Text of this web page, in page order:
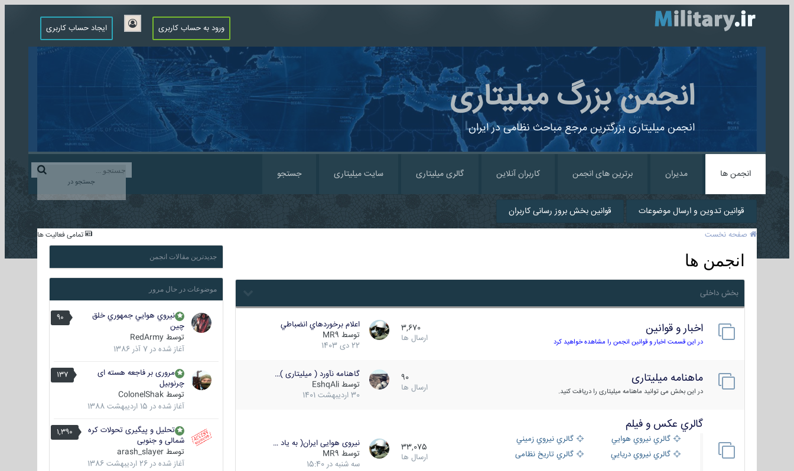
ورود به حساب کاربری ایجاد حساب کاربری
انجمن بزرگ میلیتاری
انجمن میلیتاری بزرگترین مرجع مباحث نظامی در ایران
جستجو در
انجمن ها مدیران برترین های انجمن کاربران آنلاین گالری میلیتاری سایت میلیتاری جستجو
قوانین تدوین و ارسال موضوعات قوانین بخش بروز رسانی کاربران
تمامی فعالیت ها صفحه نخست
انجمن ها
بخش داخلی
اخبار و قوانین
در این قسمت اخبار و قوانین انجمن را مشاهده خواهید کرد
3,670
ارسال ها
اعلام برخوردهاي انضباطي
توسط MR9
22 دی 1403
ماهنامه میلیتاری
در این بخش می توانید ماهنامه میلیتاری را دریافت کنید.
90
ارسال ها
گاهنامه نآورد ( میلیتاری )…
توسط EshqAli
30 اردیبهشت 1401
گالري عكس و فيلم
گالري نيروي هوايي
گالري نيروي زميني
گالري نيروي دريايي
گالري تاریخ نظامی
33,075
ارسال ها
نیروی هوایی ایران( به یاد …
توسط MR9
سه شنبه در 15:40
جدیدترین مقالات انجمن
موضوعات در حال مرور
90
نيروي هوايي جمهوري خلق
چين
توسط RedArmy
آغاز شده در 7 آذر 1386
137
مروری بر فاجعه هسته ای
چرنوبیل
توسط ColonelShak
آغاز شده در 15 اردیبهشت 1388
1,390
تحلیل و پیگیری تحولات کره
شمالی و جنوبی
توسط arash_slayer
آغاز شده در 26 اردیبهشت 1386